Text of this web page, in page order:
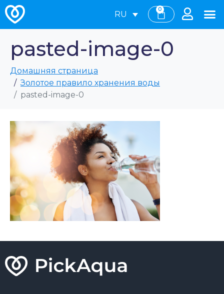
RU
0
pasted-image-0
Домашняя страница
Золотое правило хранения воды
pasted-image-0